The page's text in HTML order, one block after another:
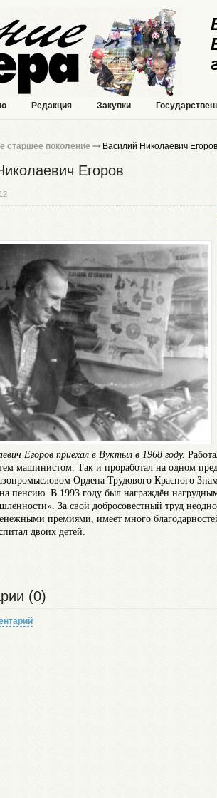
Редакция Закупки
старшее поколение Василий Николаевич Егоров
Егоров
Егоров приехал в Вуктыл в 1968 году.
машинистом. Так и проработал на одном
Ордена Трудового Красного
пенсию. В 1993 году был награждён
За свой добросовестный труд
премиями, имеет много
двоих детей.
(0)